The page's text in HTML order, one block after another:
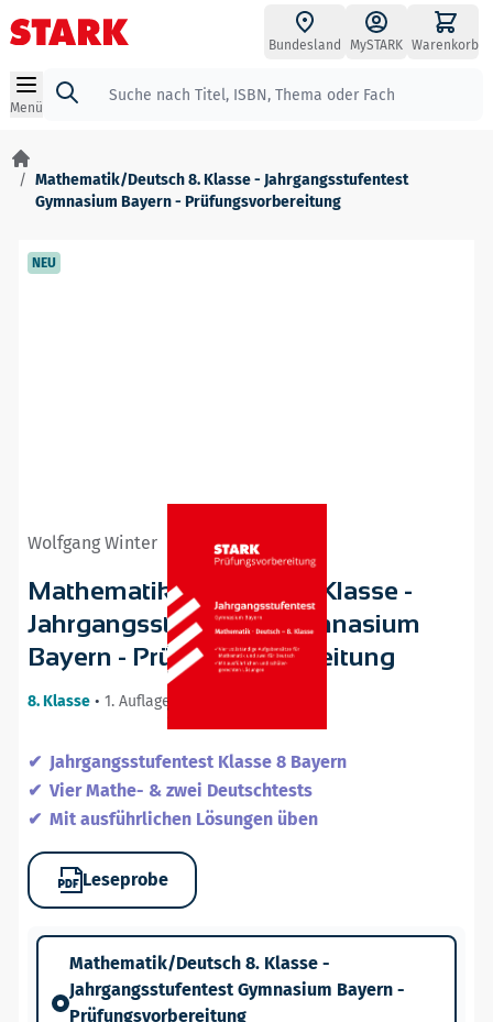
Zum Inhalt springen
Bundesland MySTARK Warenkorb
Menü
Suche
/ Mathematik/Deutsch 8. Klasse - Jahrgangsstufentest
Gymnasium Bayern - Prüfungsvorbereitung
NEU
Wolfgang Winter
Mathematik/Deutsch 8. Klasse -
Jahrgangsstufentest Gymnasium
Bayern - Prüfungsvorbereitung
8. Klasse • 1. Auflage / 16.07.25
Jahrgangsstufentest Klasse 8 Bayern
Vier Mathe- & zwei Deutschtests
Mit ausführlichen Lösungen üben
Leseprobe
Mathematik/Deutsch 8. Klasse -
Jahrgangsstufentest Gymnasium Bayern -
Prüfungsvorbereitung